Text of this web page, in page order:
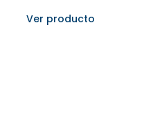
Ver producto